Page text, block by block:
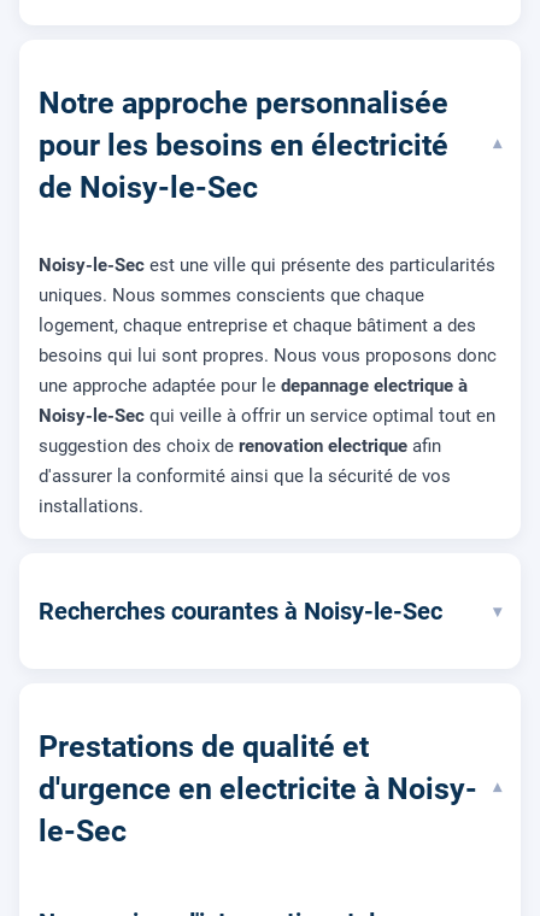
Notre approche personnalisée
pour les besoins en électricité
de Noisy-le-Sec
▾
Noisy-le-Sec est une ville qui présente des particularités
uniques. Nous sommes conscients que chaque
logement, chaque entreprise et chaque bâtiment a des
besoins qui lui sont propres. Nous vous proposons donc
une approche adaptée pour le depannage electrique à
Noisy-le-Sec qui veille à offrir un service optimal tout en
suggestion des choix de renovation electrique afin
d'assurer la conformité ainsi que la sécurité de vos
installations.
Recherches courantes à Noisy-le-Sec ▾
Prestations de qualité et
d'urgence en electricite à Noisy-
le-Sec
▾